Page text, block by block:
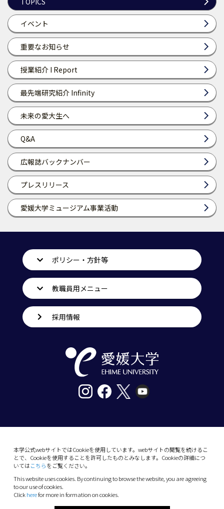
イベント
重要なお知らせ
授業紹介 I Report
最先端研究紹介 Infinity
未来の愛大生へ
Q&A
広報誌バックナンバー
プレスリリース
愛媛大学ミュージアム事業活動
本学公式webサイトではCookieを使用しています。webサイトの閲覧を続けるこ
とで、Cookieを使用することを許可したものとみなします。Cookieの詳細につ
いてはこちらをご覧ください。
This website uses cookies. By continuing to browse the website, you are agreeing
to our use of cookies.
Clickherefor more in formation on cookies.
ポリシー・方針等
教職員用メニュー
採用情報
10-13 Dogo-Himata, Matsuyama, Ehime 790-
Phone: +81 89-927-9000